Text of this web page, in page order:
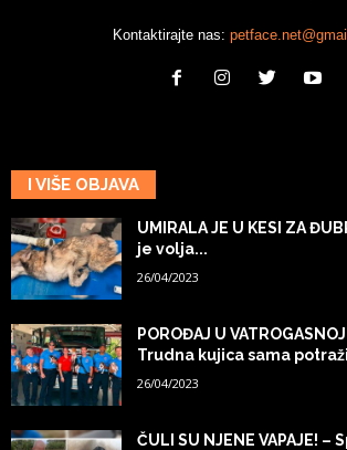
Kontaktirajte nas:
I VIŠE OBJAVA
UMIRALA JE U KESI ZA
je volja...
26/04/2023
POROĐAJ U
Trudna kujica sama
26/04/2023
ČULI SU NJENE VAPAJE!